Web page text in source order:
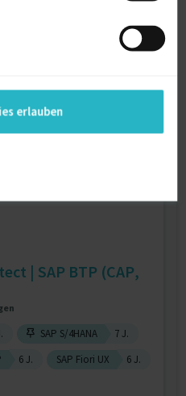
erlauben
| SAP BTP (CAP,
SAP S/4HANA
7 J.
6 J. SAP Fiori UX 6 J.